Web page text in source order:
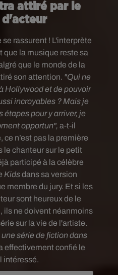
attiré par le
rassurent ! L'interprète
que la musique reste sa
que le monde de la
son attention. "Qui ne
Hollywood et de pouvoir
incroyables ? Mais je
étapes pour y arriver, je
opportun", a-t-il
ce n’est pas la première
le chanteur sur le petit
participé à la célèbre
Kidsdans sa version
membre du jury. Et si les
sont heureux de le
ils ne doivent néanmoins
sur la vie de l'artiste.
série de fiction dans
effectivement confié le
intéressé.